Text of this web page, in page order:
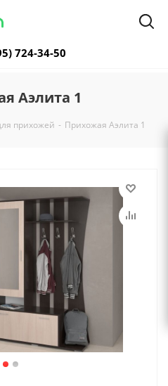
724-34-50
Аэлита 1
прихожей - Прихожая Аэлита 1